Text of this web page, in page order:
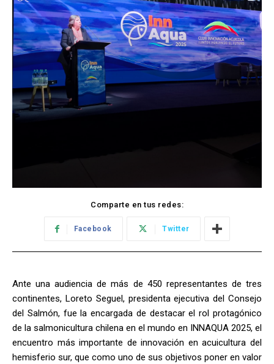
Comparte en tus redes:
Facebook Twitter
Ante una audiencia de más de 450 representantes de tres
continentes, Loreto Seguel, presidenta ejecutiva del Consejo
del Salmón, fue la encargada de destacar el rol protagónico
de la salmonicultura chilena en el mundo en INNAQUA 2025, el
encuentro más importante de innovación en acuicultura del
hemisferio sur, que como uno de sus objetivos poner en valor